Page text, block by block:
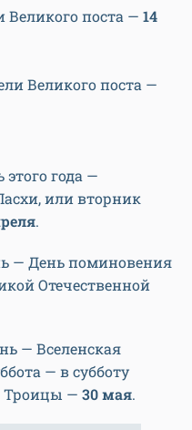
Великого поста — 14
Великого поста —
года —
или вторник
.
— День поминовения
Отечественной
— Вселенская
— в субботу
Троицы — 30 мая.